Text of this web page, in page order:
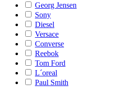
Georg Jensen
Sony
Diesel
Versace
Converse
Reebok
Tom Ford
L´oreal
Paul Smith